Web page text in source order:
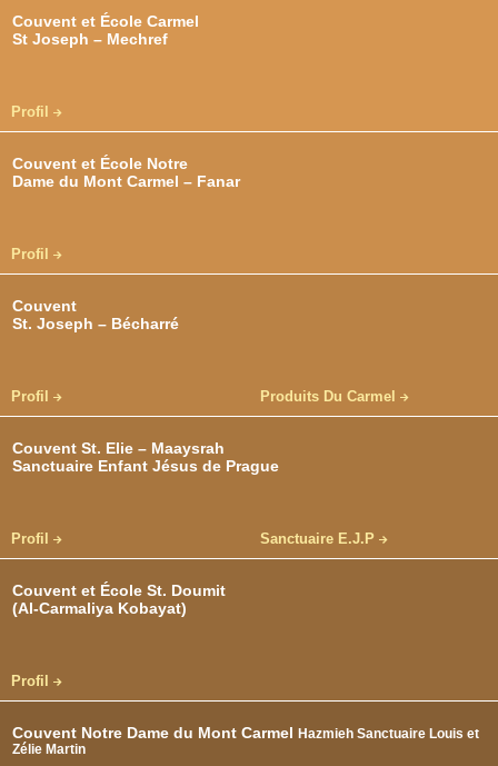
Couvent et École Carmel
St Joseph – Mechref
Profil
Couvent et École Notre
Dame du Mont Carmel – Fanar
Profil
Couvent
St. Joseph – Bécharré
Profil Produits Du Carmel
Couvent St. Elie – Maaysrah
Sanctuaire Enfant Jésus de Prague
Profil Sanctuaire E.J.P
Couvent et École St. Doumit
(Al-Carmaliya Kobayat)
Profil
Couvent Notre Dame du Mont CarmelHazmieh Sanctuaire Louis et
Zélie Martin